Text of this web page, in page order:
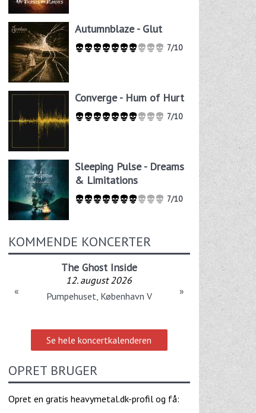
Autumnblaze - Glut
7/10
Converge - Hum of Hurt
7/10
Sleeping Pulse - Dreams
& Limitations
7/10
KOMMENDE KONCERTER
The Ghost Inside
12. august 2026
Pumpehuset, København V
« »
Se hele koncertkalenderen
OPRET BRUGER
Opret en gratis heavymetal.dk-profil og få: